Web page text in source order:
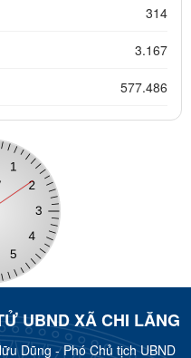
314
3.167
577.486
UBND XÃ CHI LĂNG
Dũng - Phó Chủ tịch UBND